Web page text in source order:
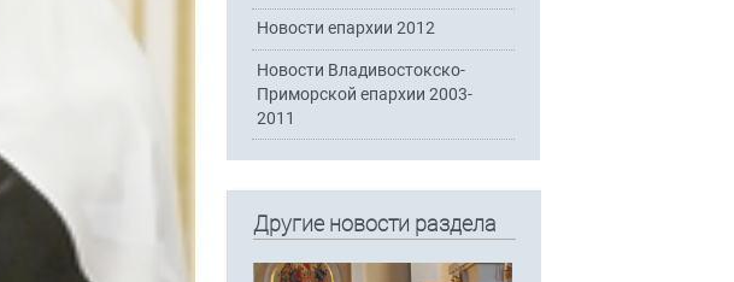
Новости епархии 2012
Новости Владивостокско-
Приморской епархии 2003-
2011
Другие новости раздела